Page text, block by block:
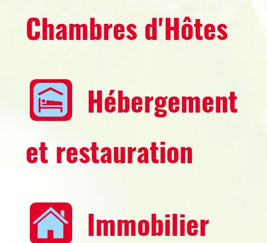
Chambres d'Hôtes
Hébergement
et restauration
Immobilier